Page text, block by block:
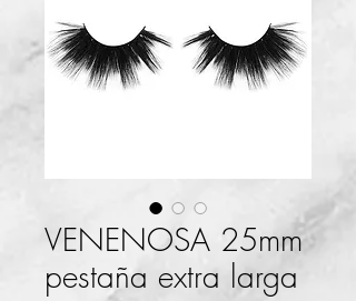
VENENOSA 25mm
pestaña extra larga